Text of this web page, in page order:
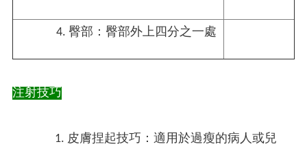
臀部：臀部外上四分之一處
注射技巧
皮膚捏起技巧：適用於過瘦的病人或兒